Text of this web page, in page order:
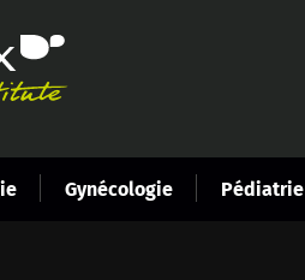
Gynécologie Pédiatrie